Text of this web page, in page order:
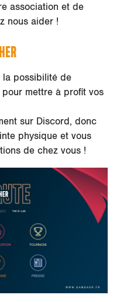
association et de
nous aider !
la possibilité de
mettre à profit vos
sur Discord, donc
physique et vous
de chez vous !